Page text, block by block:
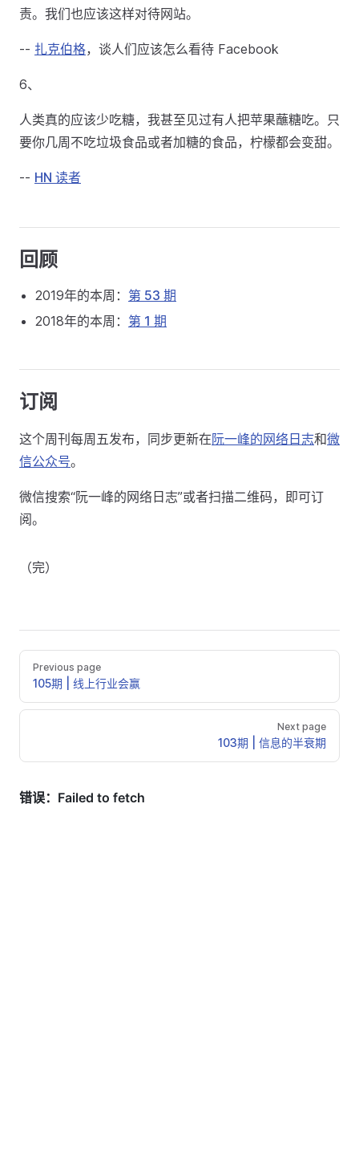
责。我们也应该这样对待网站。
-- 扎克伯格，谈人们应该怎么看待 Facebook
6、
人类真的应该少吃糖，我甚至见过有人把苹果蘸糖吃。只
要你几周不吃垃圾食品或者加糖的食品，柠檬都会变甜。
-- HN 读者
回顾
2019年的本周： 第 53 期
2018年的本周： 第 1 期
订阅
这个周刊每周五发布，同步更新在阮一峰的网络日志和微
信公众号。
微信搜索“阮一峰的网络日志”或者扫描二维码，即可订
阅。
（完）
Previous page
105期 | 线上行业会赢
Next page
103期 | 信息的半衰期